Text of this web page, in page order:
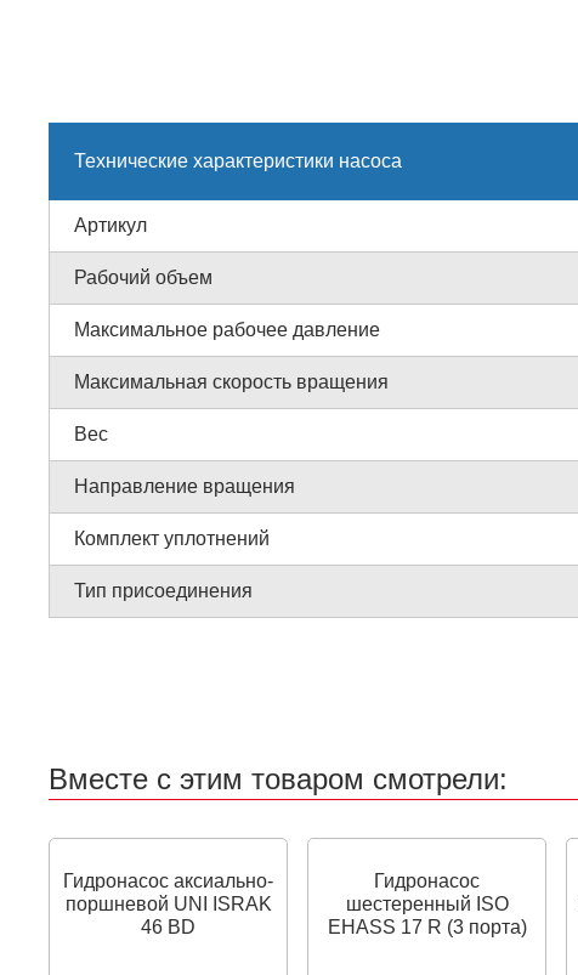
Технические характеристики насоса
Артикул
Рабочий объем
Максимальное рабочее давление
Максимальная скорость вращения
Вес
Направление вращения
Комплект уплотнений
Тип присоединения
Вместе с этим товаром смотрели:
Гидронасос аксиально-
поршневой UNI ISRAK
46 BD
Гидронасос
шестеренный ISO
EHASS 17 R (3 порта)